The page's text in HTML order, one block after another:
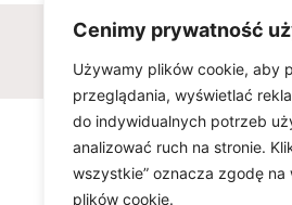
Cenimy prywatność
Używamy plików cookie, aby
przeglądania, wyświetlać
do indywidualnych potrzeb
analizować ruch na stronie.
wszystkie” oznacza zgodę
plików cookie.